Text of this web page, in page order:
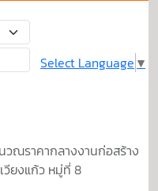
Select Language ▼
วณราคากลางงานก่อสร้าง
วียงแก้ว หมู่ที่ 8